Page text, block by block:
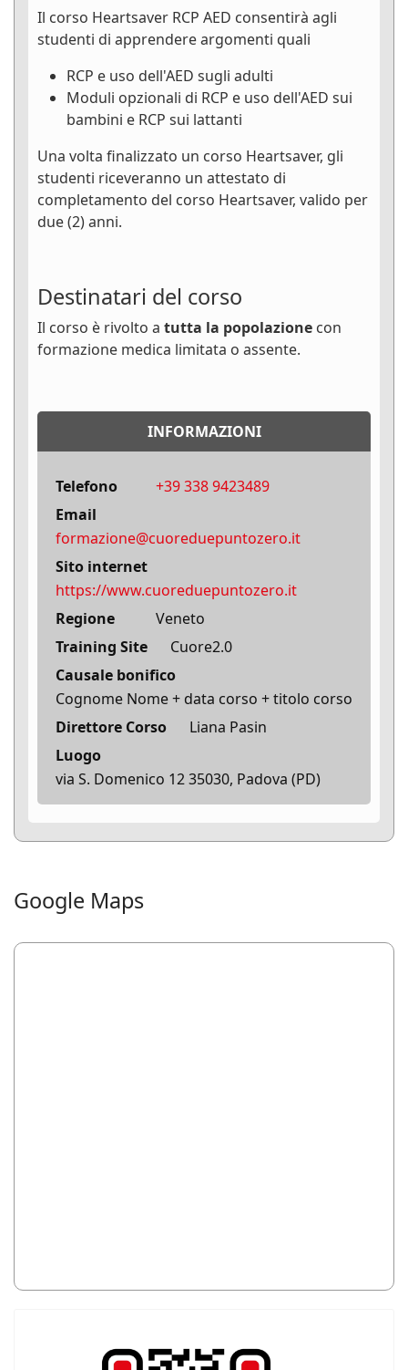
Il corso Heartsaver RCP AED consentirà agli
studenti di apprendere argomenti quali
RCP e uso dell'AED sugli adulti
Moduli opzionali di RCP e uso dell'AED sui
bambini e RCP sui lattanti
Una volta finalizzato un corso Heartsaver, gli
studenti riceveranno un attestato di
completamento del corso Heartsaver, valido per
due (2) anni.
Destinatari del corso
Il corso è rivolto a tutta la popolazione con
formazione medica limitata o assente.
INFORMAZIONI
Telefono
+39 338 9423489
Email
formazione@cuoreduepuntozero.it
Sito internet
https://www.cuoreduepuntozero.it
Regione
Veneto
Training Site
Cuore2.0
Causale bonifico
Cognome Nome + data corso + titolo corso
Direttore Corso
Liana Pasin
Luogo
via S. Domenico 12 35030, Padova (PD)
Google Maps